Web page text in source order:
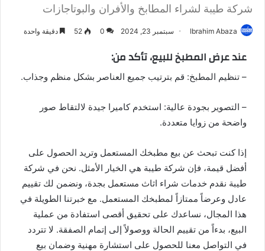
شركة طيبة لشراء المطابخ والأفران والبوتاجازات
Ibrahim Abaza سبتمبر 23, 2024 0
52 دقيقة واحدة
عند عرض المطبخ للبيع، تأكد من:
– تنظيم المطبخ: قم بترتيب جميع العناصر بشكل منظم وجذاب.
– التصوير بجودة عالية: استخدم كاميرا جيدة لالتقاط صور
واضحة من زوايا متعددة.
إذا كنت تبحث عن بيع مطبخك المستعمل وتريد الحصول على
أفضل قيمة، فإن شركة طيبة هي الخيار الأمثل. نحن في شركة
طيبة نقدم خدمات شراء اثاث مستعمل بجدة، ونضمن لك تقييم
عادل وعرضاً ممتازاً لمطبخك المستعمل. مع خبرتنا الطويلة في
هذا المجال، نساعدك على تحقيق أقصى استفادة من عملية
البيع، بدءاً من تقييم الحالة ووصولاً إلى إتمام الصفقة. لا تتردد
في التواصل معنا للحصول على استشارة مهنية وضمان بيع